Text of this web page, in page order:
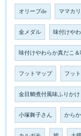
オリーブde ママカリ
金メダル 味付けや
味付けやわらか真だこ
フットマップ フッ
金目鯛煮付風味ふりかけ
小塚舞子さん から